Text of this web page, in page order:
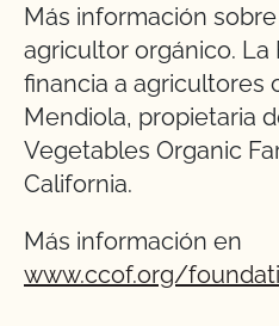
Más información
agricultor orgánico. La
financia a agricultores
Mendiola, propietaria
Vegetables Organic
California.
Más información en
www.ccof.org/